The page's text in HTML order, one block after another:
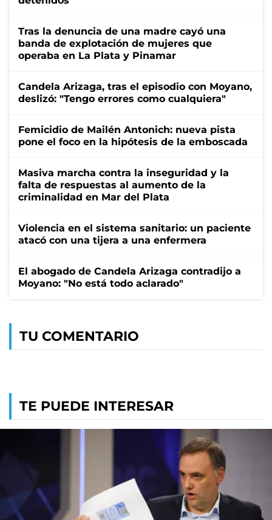
Tras la denuncia de una madre cayó una
banda de explotación de mujeres que
operaba en La Plata y Pinamar
Candela Arizaga, tras el episodio con Moyano,
deslizó: "Tengo errores como cualquiera"
Femicidio de Mailén Antonich: nueva pista
pone el foco en la hipótesis de la emboscada
Masiva marcha contra la inseguridad y la
falta de respuestas al aumento de la
criminalidad en Mar del Plata
Violencia en el sistema sanitario: un paciente
atacó con una tijera a una enfermera
El abogado de Candela Arizaga contradijo a
Moyano: "No está todo aclarado"
TU COMENTARIO
TE PUEDE INTERESAR